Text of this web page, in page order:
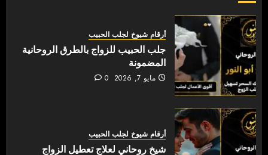
أرقام شيوخ لجلب الحبيب
جلب الحبيب للزواج بالطرق الروحانية
المضمونة
مايو 7, 2026 0
أرقام شيوخ لجلب الحبيب
شيخ روحاني لعلاج تعطيل الزواج